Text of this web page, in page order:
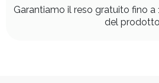
Garantiamo il reso gratuito fino
del prodotto